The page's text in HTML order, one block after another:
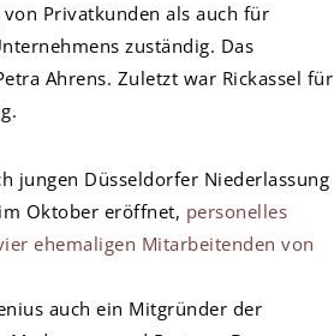
von Privatkunden als auch für
zuständig. Das
Ahrens. Zuletzt war Rickassel für
jungen Düsseldorfer Niederlassung
Oktober eröffnet, personelles
ehemaligen Mitarbeitenden von
auch ein Mitgründer der